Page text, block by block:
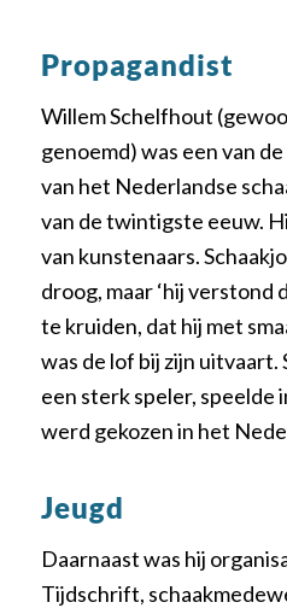
Propagandist
Willem Schelfhout
genoemd) was een van
van het Nederlandse
van de twintigste eeuw.
van kunstenaars.
droog, maar ‘hij verstond
te kruiden, dat hij met
was de lof bij zijn
een sterk speler, speelde
werd gekozen in het
Jeugd
Daarnaast was hij
Tijdschrift,